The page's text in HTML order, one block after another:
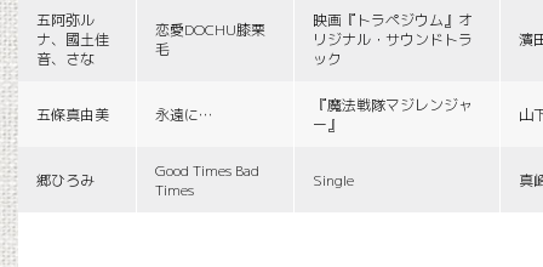
五阿弥ル
ナ、國土佳
音、さな
恋愛DOCHU膝栗
毛
映画『トラペジウム』オ
リジナル・サウンドトラ
ック
濱
五條真由美 永遠に…
『魔法戦隊マジレンジャ
ー』
山
郷ひろみ
Good Times Bad
Times
Single 真